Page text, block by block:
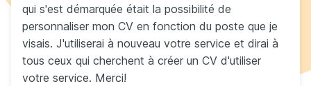
qui s'est démarquée était la possibilité de
personnaliser mon CV en fonction du poste que je
visais. J'utiliserai à nouveau votre service et dirai à
tous ceux qui cherchent à créer un CV d'utiliser
votre service. Merci!